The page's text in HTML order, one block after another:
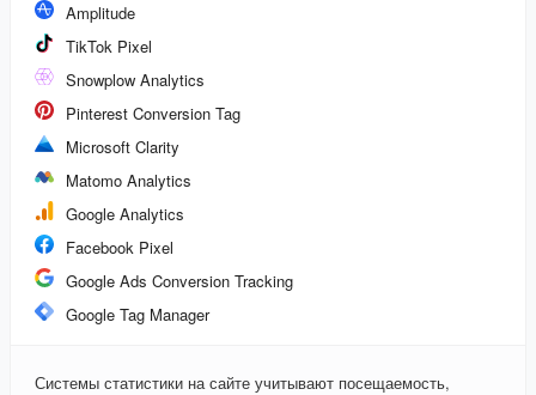
Amplitude
TikTok Pixel
Snowplow Analytics
Pinterest Conversion Tag
Microsoft Clarity
Matomo Analytics
Google Analytics
Facebook Pixel
Google Ads Conversion Tracking
Google Tag Manager
Системы статистики на сайте учитывают посещаемость,